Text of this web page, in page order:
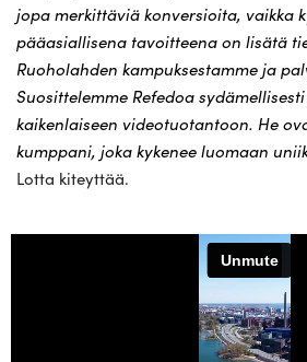
jopa merkittäviä konversioita, vaikka
pääasiallisena tavoitteena on lisätä
Ruoholahden kampuksestamme ja
Suosittelemme Refedoa
kaikenlaiseen videotuotantoon. He
kumppani, joka kykenee luomaan
Lotta kiteyttää.